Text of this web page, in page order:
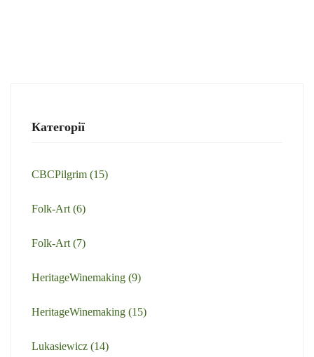
Категорії
CBCPilgrim (15)
Folk-Art (6)
Folk-Art (7)
HeritageWinemaking (9)
HeritageWinemaking (15)
Lukasiewicz (14)